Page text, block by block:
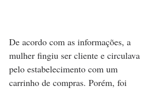
De acordo com as informações, a
mulher fingiu ser cliente e circulava
pelo estabelecimento com um
carrinho de compras. Porém, foi